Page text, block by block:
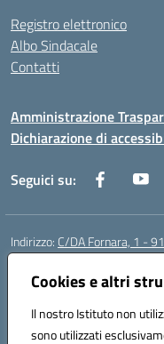
Cookies e altri
Il nostro Istituto non
sono utilizzati
Registro elettronico
Albo Sindacale
Contatti
Amministrazione
Dichiarazione di
Seguici su:
Indirizzo: C/DA Fornara, 1 -
Centralino:
Posta elettronica certificata
Codice fiscale: 82006360810
Codice meccanografico: